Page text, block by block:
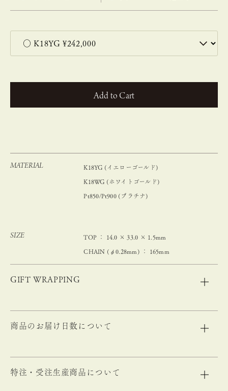
カートに入れる
MATERIAL K18YG (イエローゴールド)
K18WG (ホワイトゴールド)
Pt850/Pt900 (プラチナ)
SIZE TOP ： 14.0 × 33.0 × 1.5mm
CHAIN (φ0.28mm) ： 165mm
GIFT WRAPPING
商品のお届け日数について
特注・受注生産商品について